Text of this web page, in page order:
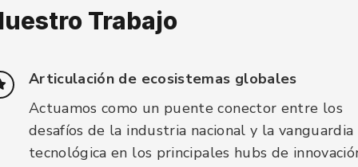
Trabajo
Articulación de ecosistemas globales
Actuamos como un puente conector entre los
desafíos de la industria nacional y la vanguardia
tecnológica en los principales hubs de